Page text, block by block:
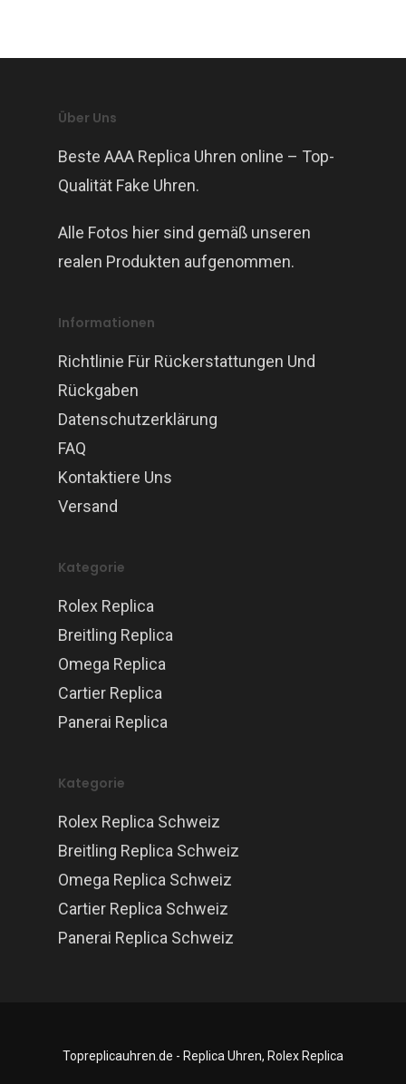
Über Uns
Beste AAA Replica Uhren online – Top-
Qualität Fake Uhren.
Alle Fotos hier sind gemäß unseren
realen Produkten aufgenommen.
Informationen
Richtlinie Für Rückerstattungen Und
Rückgaben
Datenschutzerklärung
FAQ
Kontaktiere Uns
Versand
Kategorie
Rolex Replica
Breitling Replica
Omega Replica
Cartier Replica
Panerai Replica
Kategorie
Rolex Replica Schweiz
Breitling Replica Schweiz
Omega Replica Schweiz
Cartier Replica Schweiz
Panerai Replica Schweiz
Topreplicauhren.de - Replica Uhren, Rolex Replica